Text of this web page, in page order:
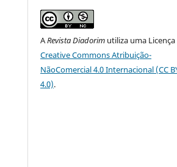
ARevista Diadorim utiliza uma Licença
Creative Commons Atribuição-
NãoComercial 4.0 Internacional (CC
4.0).